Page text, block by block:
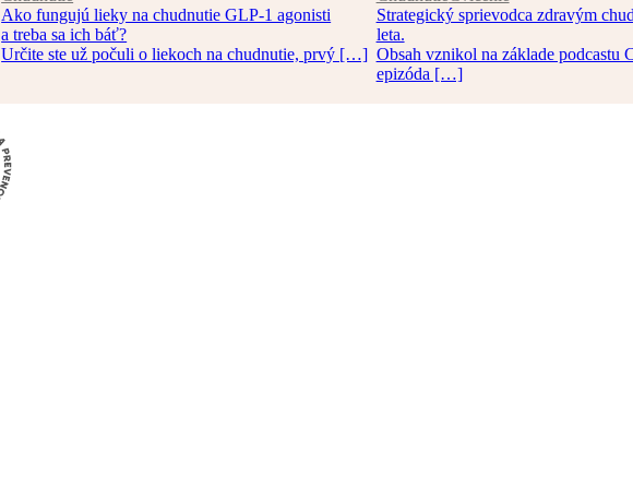
Ako fungujú lieky na chudnutie GLP-1 agonisti
a treba sa ich báť?
Určite ste už počuli o liekoch na chudnutie, prvý […]
Strategický sprievodca zdravým
leta.
Obsah vznikol na základe podcastu
epizóda […]